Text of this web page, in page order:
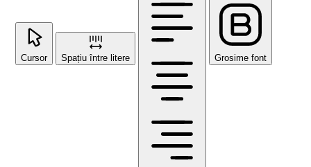
Cursor Spațiu între litere Grosime font